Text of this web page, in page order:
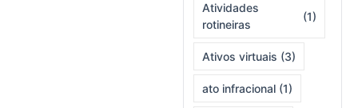
Atividades
rotineiras
(1)
Ativos virtuais (3)
ato infracional (1)